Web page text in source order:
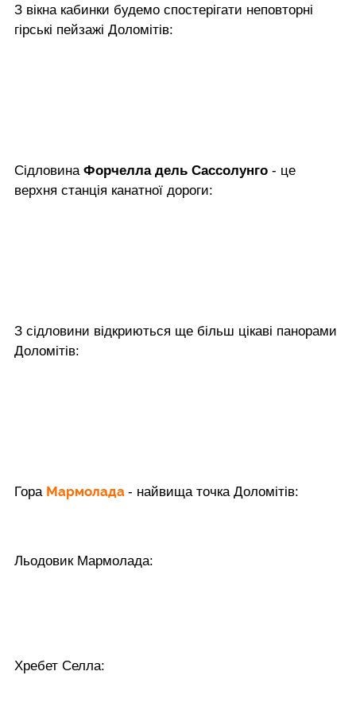
З вікна кабинки будемо спостерігати неповторні
гірські пейзажі Доломітів:
Сідловина Форчелла дель Сассолунго - це
верхня станція канатної дороги:
З сідловини відкриються ще більш цікаві панорами
Доломітів:
Гора Мармолада - найвища точка Доломітів:
Льодовик Мармолада:
Хребет Селла: